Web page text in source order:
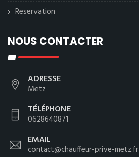
Reservation
NOUS CONTACTER
ADRESSE
Metz
TÉLÉPHONE
0628640871
EMAIL
contact@chauffeur-prive-metz.fr